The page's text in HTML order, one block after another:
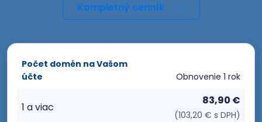
Kompletný cenník
Počet domén na Vašom
účte
Obnovenie 1 rok
1 a viac
83,90 €
(103,20 € s DPH)